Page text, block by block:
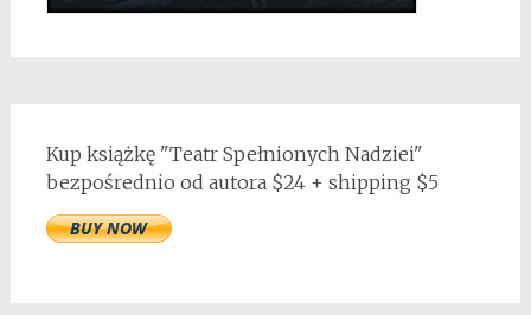
Kup książkę "Teatr Spełnionych Nadziei"
bezpośrednio od autora $24 + shipping $5